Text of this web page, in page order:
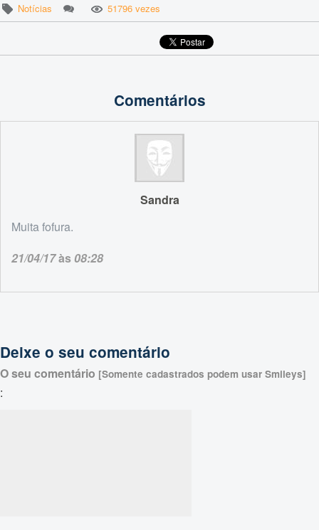
Notícias 51796 vezes
Comentários
Sandra
Muita fofura.
21/04/17às08:28
Deixe o seu comentário
O seu comentário [Somente cadastrados podem usar Smileys]
: